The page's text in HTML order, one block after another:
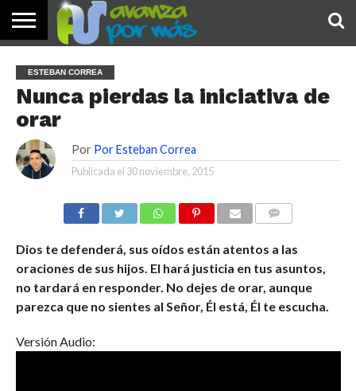
PALABRA
DE HOY
DEVOCIONALES
NOTICIAS
TESTIMONIOS
ORACIONES
SOBRE
NOSOTROS
IMÁGENES
ESTEBAN CORREA
Nunca pierdas la iniciativa de
orar
Por Por Esteban Correa
Publicada el 30 noviembre, 2015
Dios te defenderá, sus oídos están atentos a las
oraciones de sus hijos. El hará justicia en tus asuntos,
no tardará en responder. No dejes de orar, aunque
parezca que no sientes al Señor, Él está, Él te escucha.
Versión Audio: